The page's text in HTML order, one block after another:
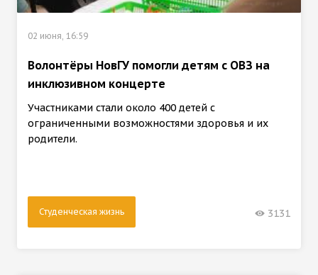
02 июня, 16:59
Волонтёры НовГУ помогли детям с ОВЗ на
инклюзивном концерте
Участниками стали около 400 детей с
ограниченными возможностями здоровья и их
родители.
Студенческая жизнь 3131